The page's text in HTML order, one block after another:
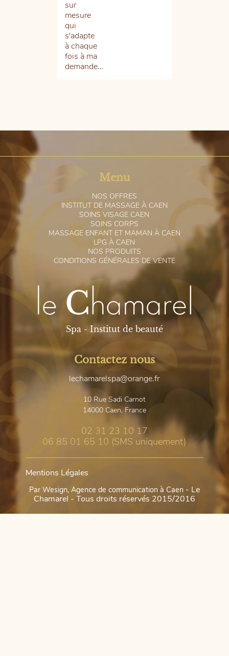
sur
mesure
qui
s'adapte
à chaque
fois à ma
demande…
Menu
NOS OFFRES
INSTITUT DE MASSAGE À CAEN
SOINS VISAGE CAEN
SOINS CORPS
MASSAGE ENFANT ET MAMAN À CAEN
LPG À CAEN
NOS PRODUITS
CONDITIONS GÉNÉRALES DE VENTE
Spa - Institut de beauté
Contactez nous
lechamarelspa@orange.fr
10 Rue Sadi Carnot
14000 Caen, France
02 31 23 10 17
06 85 01 65 10 (SMS uniquement)
Mentions Légales
Par Wesign, Agence de communication à Caen - Le
Chamarel - Tous droits réservés 2015/2016